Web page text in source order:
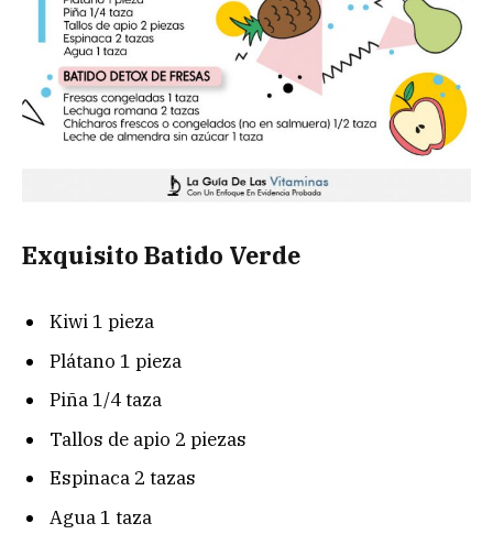
Exquisito Batido Verde
Kiwi 1 pieza
Plátano 1 pieza
Piña 1/4 taza
Tallos de apio 2 piezas
Espinaca 2 tazas
Agua 1 taza